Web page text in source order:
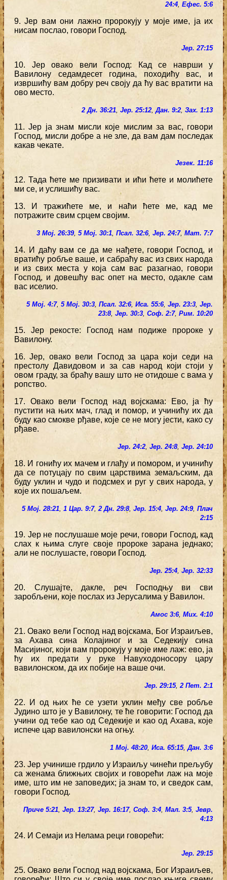
24:4, Ефес. 5:6
9. Јер вам они лажно пророкују у моје име, ја их
нисам послао, говори Господ.
Јер. 27:15
10. Јер овако вели Господ: Кад се наврши у
Вавилону седамдесет година, походићу вас, и
извршићу вам добру реч своју да ћу вас вратити на
ово место.
2 Дн. 36:21, Јер. 25:12,Дан. 9:2, Зах. 1:13
11. Јер ја знам мисли које мислим за вас, говори
Господ, мисли добре а не зле, да вам дам последак
какав чекате.
Језек. 11:16
12. Тада ћете ме призивати и ићи ћете и молићете
ми се, и услишићу вас.
13. И тражићете ме, и наћи ћете ме, кад ме
потражите свим срцем својим.
3 Мој. 26:39, 5 Мој. 30:1, Псал. 32:6, Јер. 24:7, Мат. 7:7
14. И даћу вам се да ме нађете, говори Господ, и
вратићу робље ваше, и сабраћу вас из свих народа
и из свих места у која сам вас разагнао, говори
Господ, и довешћу вас опет на место, одакле сам
вас иселио.
5 Мој. 4:7, 5 Мој. 30:3, Псал. 32:6, Иса. 55:6, Јер. 23:3, Јер.
23:8, Јер. 30:3, Соф. 2:7, Рим. 10:20
15. Јер рекосте: Господ нам подиже пророке у
Вавилону.
16. Јер, овако вели Господ за цара који седи на
престолу Давидовом и за сав народ који стоји у
овом граду, за браћу вашу што не отидоше с вама у
ропство.
17. Овако вели Господ над војскама: Ево, ја ћу
пустити на њих мач, глад и помор, и учинићу их да
буду као смокве рђаве, које се не могу јести, како су
рђаве.
Јер. 24:2, Јер. 24:8, Јер. 24:10
18. И гонићу их мачем и глађу и помором, и учинићу
да се потуцају по свим царствима земаљским, да
буду уклин и чудо и подсмех и руг у свих народа, у
које их пошаљем.
5 Мој. 28:21, 1 Цар. 9:7,2 Дн. 29:8, Јер. 15:4, Јер. 24:9, Плач
2:15
19. Јер не послушаше моје речи, говори Господ, кад
слах к њима слуге своје пророке зарана једнако;
али не послушасте, говори Господ.
Јер. 25:4, Јер. 32:33
20. Слушајте, дакле, реч Господњу ви сви
заробљени, које послах из Јерусалима у Вавилон.
Амос 3:6, Мих. 4:10
21. Овако вели Господ над војскама, Бог Израиљев,
за Ахава сина Колајиног и за Седекију сина
Масијиног, који вам пророкују у моје име лаж: ево, ја
ћу их предати у руке Навуходоносору цару
вавилонском, да их побије на ваше очи.
Јер. 29:15,2 Пет. 2:1
22. И од њих ће се узети уклин међу све робље
Јудино што је у Вавилону, те ће говорити: Господ да
учини од тебе као од Седекије и као од Ахава, које
испече цар вавилонски на огњу.
1 Мој. 48:20, Иса. 65:15,Дан. 3:6
23. Јер учинише грдило у Израиљу чинећи прељубу
са женама ближњих својих и говорећи лаж на моје
име, што им не заповедих; ја знам то, и сведок сам,
говори Господ.
Приче 5:21, Јер. 13:27, Јер. 16:17, Соф. 3:4, Мал. 3:5, Јевр.
4:13
24. И Семаји из Нелама реци говорећи:
Јер. 29:15
25. Овако вели Господ над војскама, Бог Израиљев,